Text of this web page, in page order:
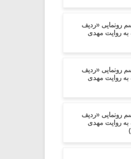
رونمایی «ردیف
به روایت مهدی
رونمایی «ردیف
به روایت مهدی
رونمایی «ردیف
به روایت مهدی